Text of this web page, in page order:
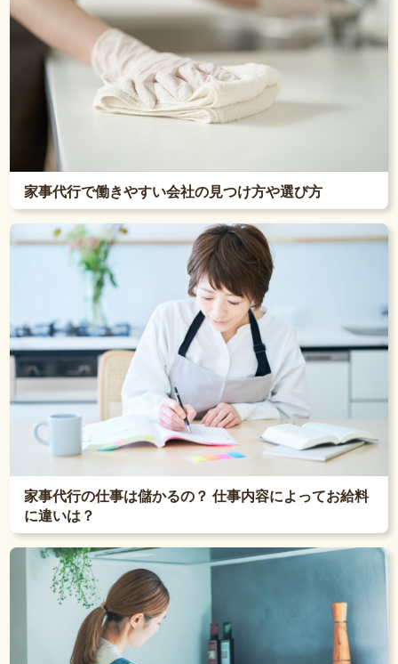
家事代行で働きやすい会社の見つけ方や選び方
家事代行の仕事は儲かるの？ 仕事内容によってお給料
に違いは？